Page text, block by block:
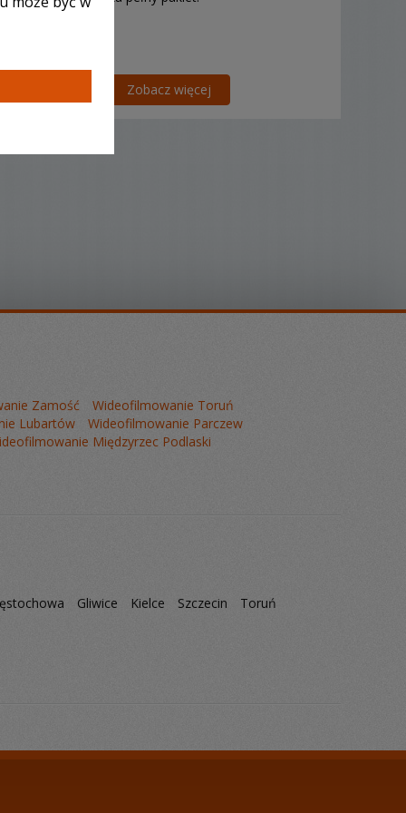
Zobacz więcej
Zamość
Wideofilmowanie Toruń
Lubartów
Wideofilmowanie Parczew
Międzyrzec Podlaski
Gliwice Kielce Szczecin
Toruń